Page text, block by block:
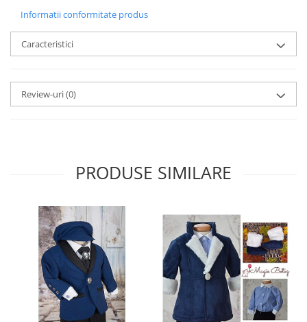
Informatii conformitate produs
Caracteristici
Review-uri(0)
PRODUSE SIMILARE